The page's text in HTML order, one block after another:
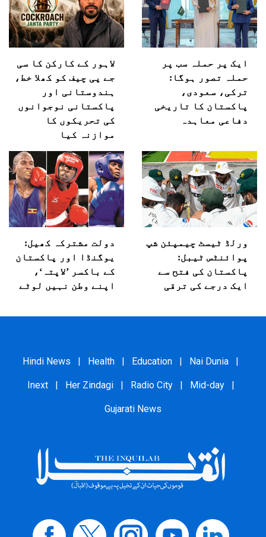
ایک پر حملہ سب پر
حملہ تصور ہوگا:
ترکی، سعودی،
پاکستان کا تاریخی
دفاعی معاہدہ
لاہور کے کارکن کا سی
جے پی چیف کو کھلا خط،
ہندوستانی اور
پاکستانی نوجوانوں
کی تحریکوں کا
موازنہ کیا
ورلڈ ٹیسٹ چیمپئن شپ
پوائنٹس ٹیبل:
پاکستان کی فتح سے
ایک درجے کی ترقی
دولت مشترکہ کھیل:
یوگنڈا اور پاکستان
کے باکسر ’لاپتہ‘،
اپنے وطن نہیں لوٹے
Hindi News | Health | Education | Nai Dunia |
Inext | Her Zindagi | Radio City | Mid-day |
Gujarati News